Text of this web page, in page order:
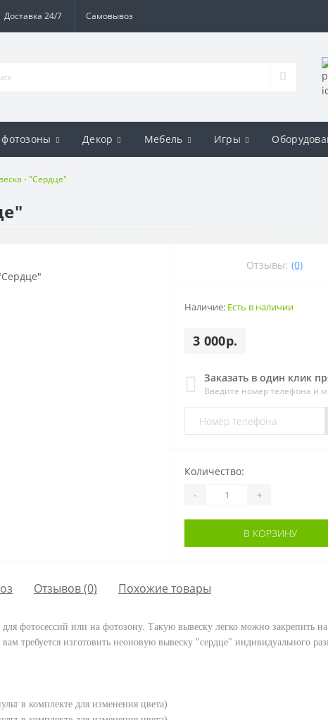
Доставка 24/7 Самовывоз
Декор Мебель Игры
- "Сердце"
Отзывы: (0)
Наличие: Есть в наличии
3 000р.
Заказать в один клик
Введите номер телефона и
Количество:
- +
В КОРЗИНУ
Отзывов (0) Похожие товары
для фотосессий или на фотозону. Такую вывеску легко можно закрепить
требуется изготовить неоновую вывеску "сердце" индивидуального
в комплекте для изменения цвета)